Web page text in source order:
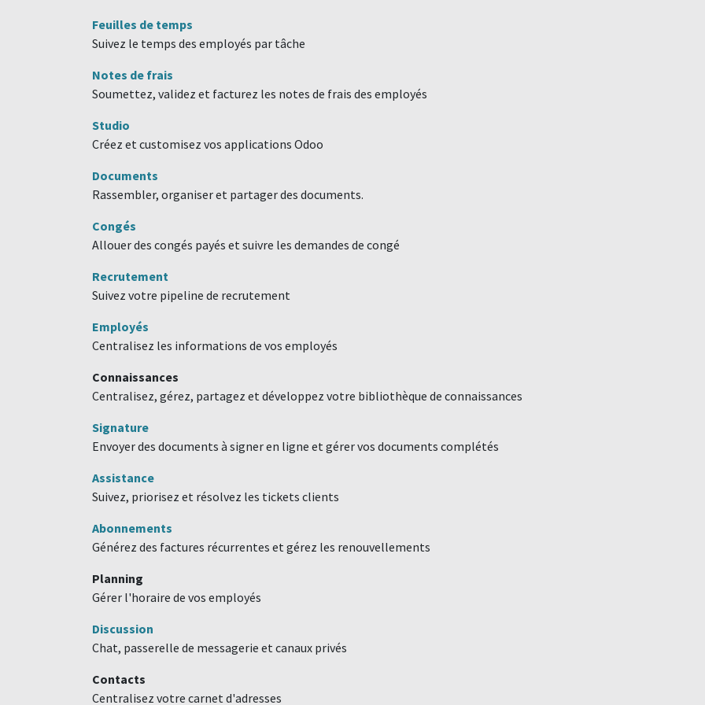
Feuilles de temps
Suivez le temps des employés par tâche
Notes de frais
Soumettez, validez et facturez les notes de frais des employés
Studio
Créez et customisez vos applications Odoo
Documents
Rassembler, organiser et partager des documents.
Congés
Allouer des congés payés et suivre les demandes de congé
Recrutement
Suivez votre pipeline de recrutement
Employés
Centralisez les informations de vos employés
Connaissances
Centralisez, gérez, partagez et développez votre bibliothèque de connaissances
Signature
Envoyer des documents à signer en ligne et gérer vos documents complétés
Assistance
Suivez, priorisez et résolvez les tickets clients
Abonnements
Générez des factures récurrentes et gérez les renouvellements
Planning
Gérer l'horaire de vos employés
Discussion
Chat, passerelle de messagerie et canaux privés
Contacts
Centralisez votre carnet d'adresses